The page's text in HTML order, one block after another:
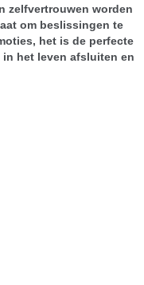
zelfvertrouwen worden
om beslissingen te
het is de perfecte
het leven afsluiten en